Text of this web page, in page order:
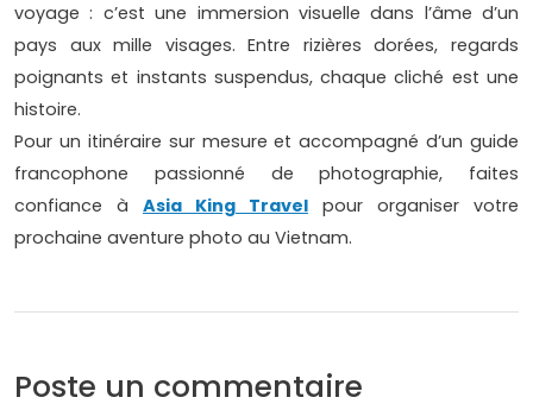
voyage : c’est une immersion visuelle dans l’âme d’un
pays aux mille visages. Entre rizières dorées, regards
poignants et instants suspendus, chaque cliché est une
histoire.
Pour un itinéraire sur mesure et accompagné d’un guide
francophone passionné de photographie, faites
confiance à Asia King Travel pour organiser votre
prochaine aventure photo au Vietnam.
Poste un commentaire